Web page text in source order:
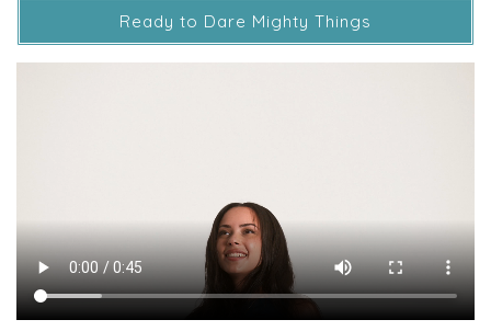
Ready to Dare Mighty Things